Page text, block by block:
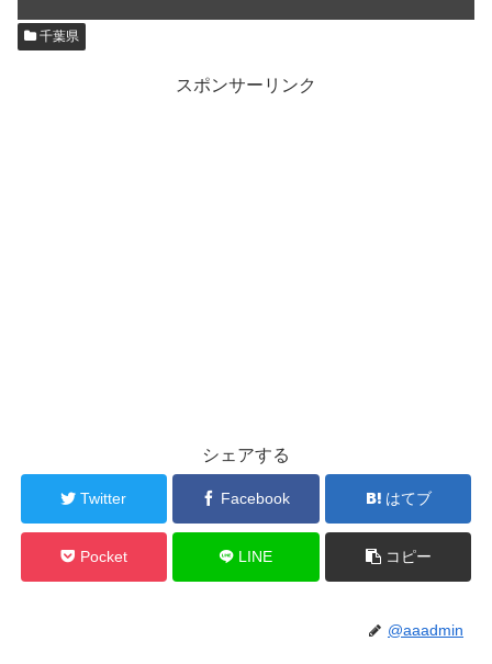
千葉県
スポンサーリンク
シェアする
Twitter Facebook はてブ
Pocket LINE コピー
@aaadmin